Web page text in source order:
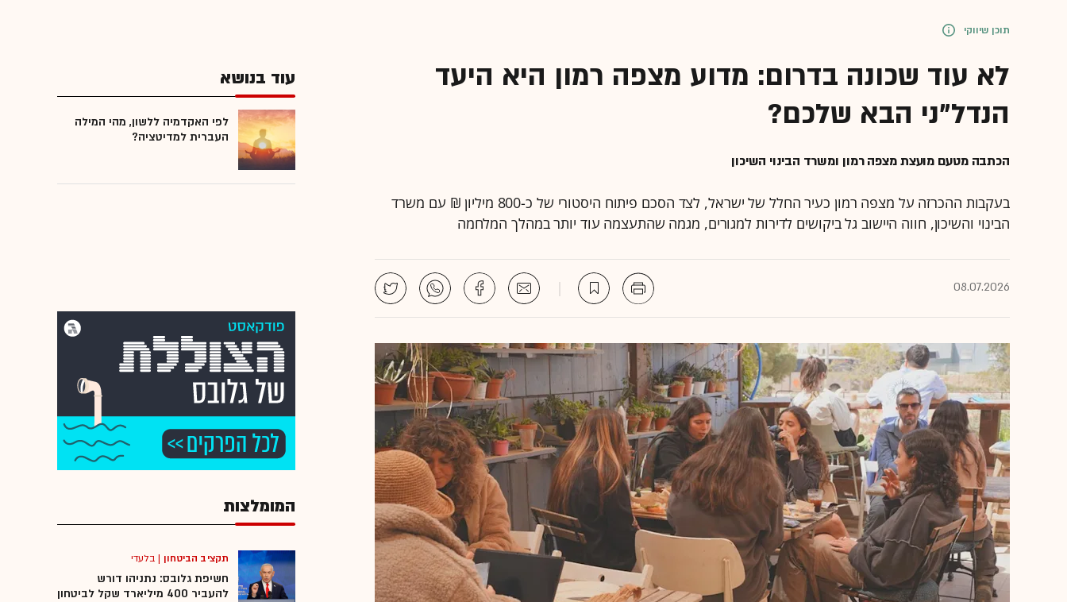
תוכן שיווקי
לא עוד שכונה בדרום: מדוע מצפה רמון היא היעד
הנדל"ני הבא שלכם?
הכתבה מטעם מועצת מצפה רמון ומשרד הבינוי השיכון
בעקבות ההכרזה על מצפה רמון כעיר החלל של ישראל, לצד הסכם פיתוח היסטורי של כ-800 מיליון ₪ עם משרד
הבינוי והשיכון, חווה היישוב גל ביקושים לדירות למגורים, מגמה שהתעצמה עוד יותר במהלך המלחמה
08.07.2026
עוד בנושא
לפי האקדמיה ללשון, מהי המילה
העברית למדיטציה?
המומלצות
תקציב הביטחון |בלעדי
חשיפת גלובס: נתניהו דורש
להעביר 400 מיליארד שקל לביטחון